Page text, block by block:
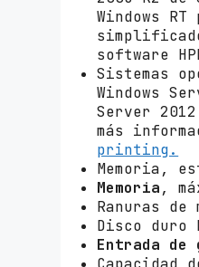
Windows
software
Sistemas
Windows
Server
más
printing.
Memoria,
Memoria,
Ranuras de
Disco duro
Entrada de